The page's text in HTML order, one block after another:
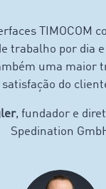
TIMOCOM
trabalho por dia
uma maior
satisfação do
, fundador e
Spedination